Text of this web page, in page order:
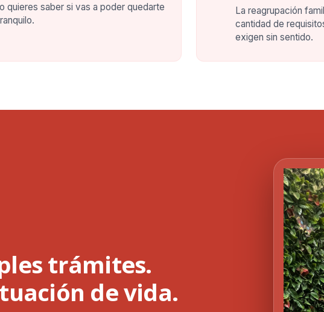
quieres saber si vas a poder quedarte
La reagrupación
cantidad de
exigen sin sentido.
trámites.
de vida.